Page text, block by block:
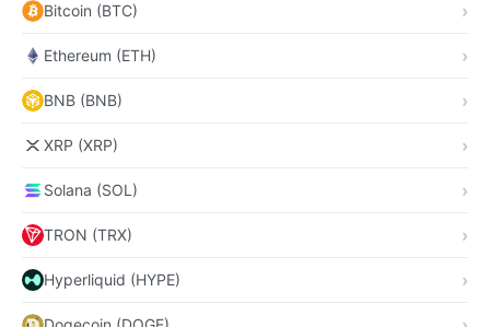
Bitcoin (BTC)
Ethereum (ETH)
BNB (BNB)
XRP (XRP)
Solana (SOL)
TRON (TRX)
Hyperliquid (HYPE)